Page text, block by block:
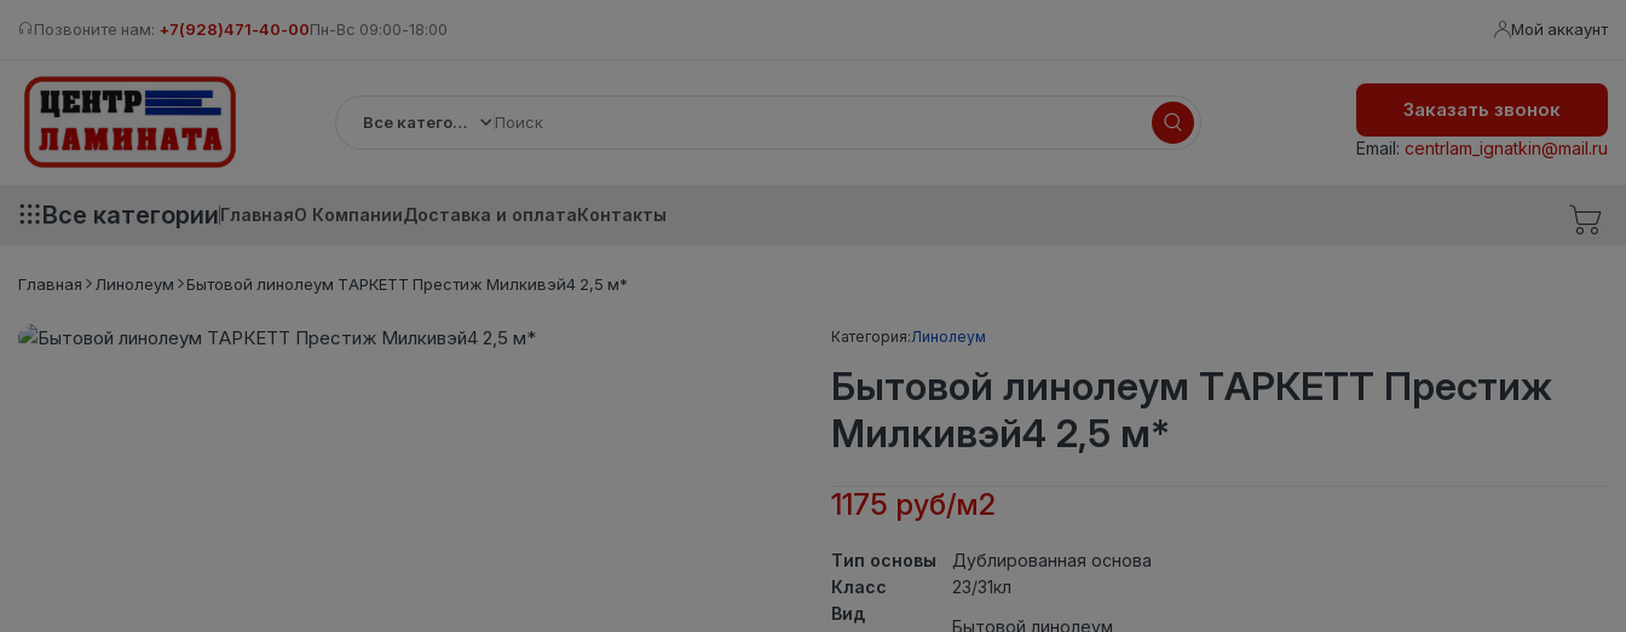
Позвоните нам: +7(928)471-40-00Пн-Вс 09:00-18:00 Мой аккаунт
Все категории
Заказать звонок
Email: centrlam_ignatkin@mail.ru
Все категорииГлавнаяО КомпанииДоставка и оплатаКонтакты
Главная Линолеум Бытовой линолеум ТАРКЕТТ Престиж Милкивэй4 2,5 м*
Категория:Линолеум
Бытовой линолеум ТАРКЕТТ Престиж
Милкивэй4 2,5 м*
1175 руб/м2
Тип основы
Дублированная основа
Класс
23/31кл
Вид
Бытовой линолеум